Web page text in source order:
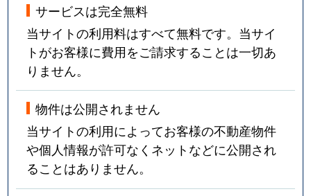
サービスは完全無料
当サイトの利用料はすべて無料です。当サイ
トがお客様に費用をご請求することは一切あ
りません。
物件は公開されません
当サイトの利用によってお客様の不動産物件
や個人情報が許可なくネットなどに公開され
ることはありません。